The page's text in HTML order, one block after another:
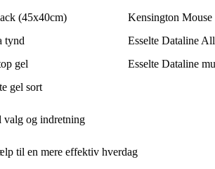
(45x40cm) Kensington
tynd
Esselte Dataline
gel
Esselte Dataline
gel sort
valg og indretning
til en mere effektiv hverdag